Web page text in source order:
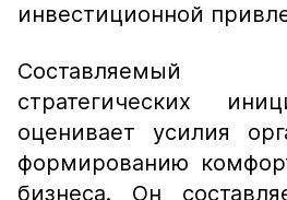
инвестиционной
Составляемый
стратегических
оценивает усилия
формированию
бизнеса. Он